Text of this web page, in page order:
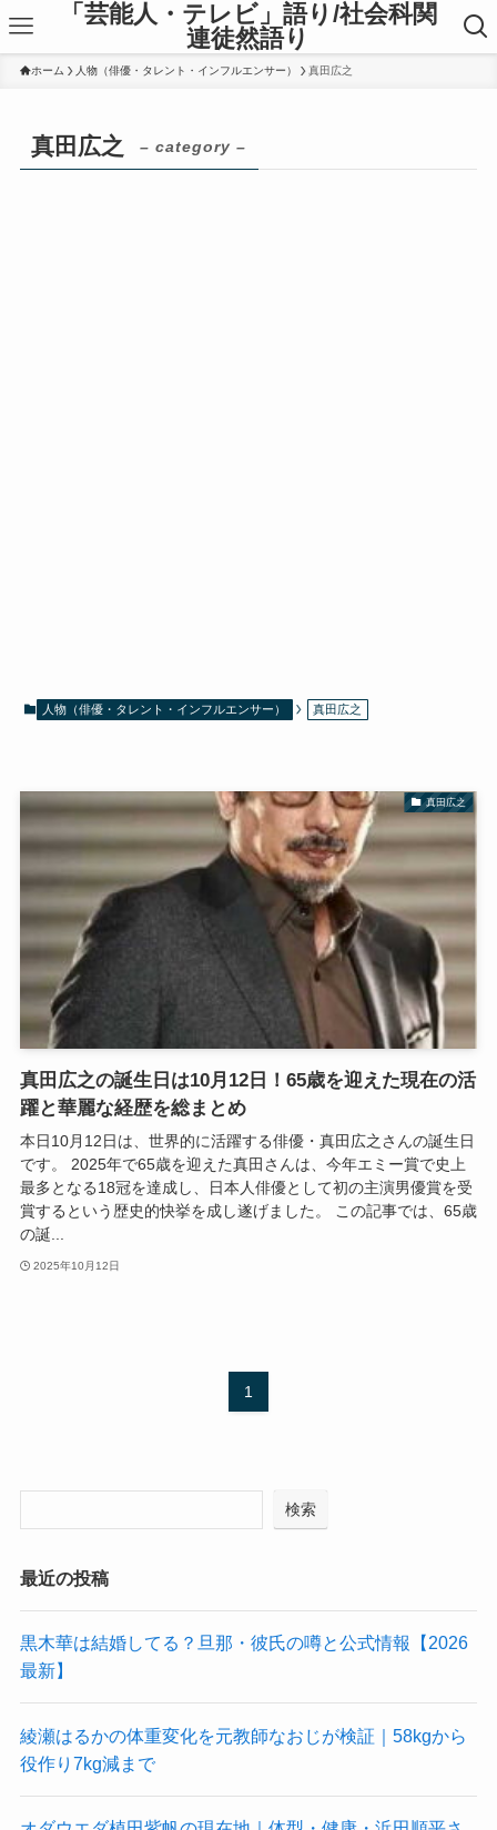
「芸能人・テレビ」語り/社会科関
連徒然語り
ホーム 人物（俳優・タレント・インフルエンサー） 真田広之
真田広之 – category –
人物（俳優・タレント・インフルエンサー） 真田広之
真田広之
真田広之の誕生日は10月12日！65歳を迎えた現在の活
躍と華麗な経歴を総まとめ
本日10月12日は、世界的に活躍する俳優・真田広之さんの誕生日
です。 2025年で65歳を迎えた真田さんは、今年エミー賞で史上
最多となる18冠を達成し、日本人俳優として初の主演男優賞を受
賞するという歴史的快挙を成し遂げました。 この記事では、65歳
の誕...
2025年10月12日
1
検索
最近の投稿
黒木華は結婚してる？旦那・彼氏の噂と公式情報【2026
最新】
綾瀬はるかの体重変化を元教師なおじが検証｜58kgから
役作り7kg減まで